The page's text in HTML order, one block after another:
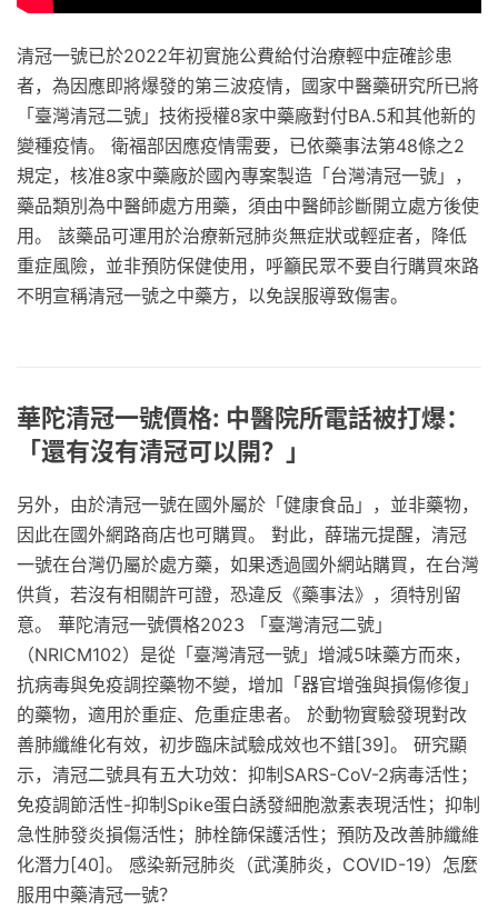
清冠一號已於2022年初實施公費給付治療輕中症確診患
者，為因應即將爆發的第三波疫情，國家中醫藥研究所已將
「臺灣清冠二號」技術授權8家中藥廠對付BA.5和其他新的
變種疫情。 衛福部因應疫情需要，已依藥事法第48條之2
規定，核准8家中藥廠於國內專案製造「台灣清冠一號」，
藥品類別為中醫師處方用藥，須由中醫師診斷開立處方後使
用。 該藥品可運用於治療新冠肺炎無症狀或輕症者，降低
重症風險，並非預防保健使用，呼籲民眾不要自行購買來路
不明宣稱清冠一號之中藥方，以免誤服導致傷害。
華陀清冠一號價格: 中醫院所電話被打爆：
「還有沒有清冠可以開？」
另外，由於清冠一號在國外屬於「健康食品」，並非藥物，
因此在國外網路商店也可購買。 對此，薛瑞元提醒，清冠
一號在台灣仍屬於處方藥，如果透過國外網站購買，在台灣
供貨，若沒有相關許可證，恐違反《藥事法》，須特別留
意。 華陀清冠一號價格2023 「臺灣清冠二號」
（NRICM102）是從「臺灣清冠一號」增減5味藥方而來，
抗病毒與免疫調控藥物不變，增加「器官增強與損傷修復」
的藥物，適用於重症、危重症患者。 於動物實驗發現對改
善肺纖維化有效，初步臨床試驗成效也不錯[39]。 研究顯
示，清冠二號具有五大功效：抑制SARS-CoV-2病毒活性；
免疫調節活性-抑制Spike蛋白誘發細胞激素表現活性；抑制
急性肺發炎損傷活性；肺栓篩保護活性；預防及改善肺纖維
化潛力[40]。 感染新冠肺炎（武漢肺炎，COVID-19）怎麼
服用中藥清冠一號？